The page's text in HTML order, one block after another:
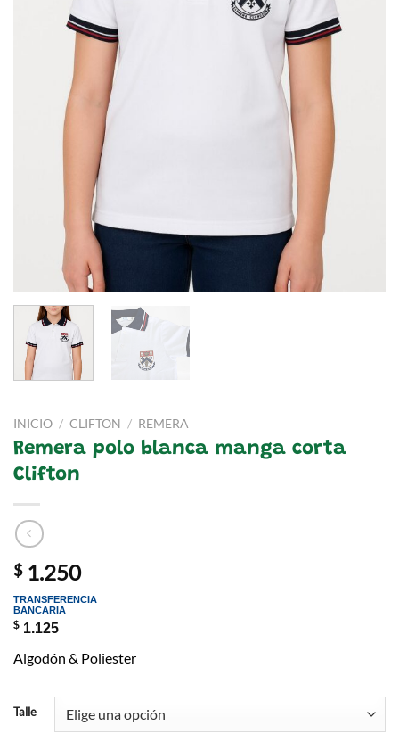
INICIO / CLIFTON / REMERA
Remera polo blanca manga corta
Clifton
$1.250
TRANSFERENCIA
BANCARIA
$ 1.125
Algodón & Poliester
Talle